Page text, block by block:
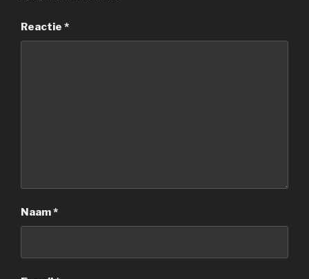
Reactie *
Naam*